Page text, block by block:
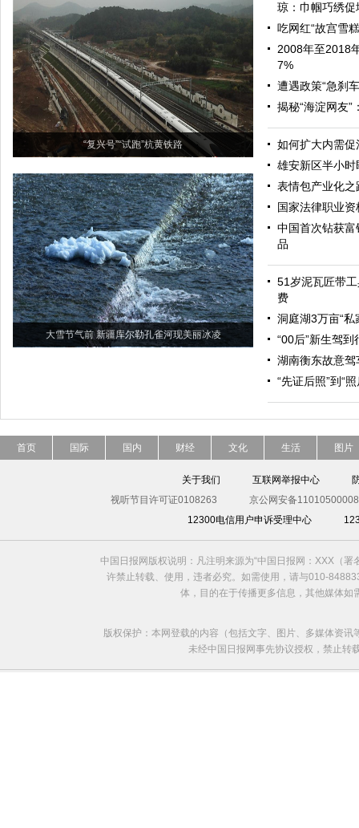
“复兴号”“试跑”杭黄铁路
大雪节气前 新疆库尔勒孔雀河现美丽冰凌
琼：巾帼巧绣促
吃网红“故宫雪
2008年至2018
7%
遭遇政策“急刹
揭秘“海淀网友
如何扩大内需促
雄安新区半小
表情包产业化
国家法律职业
中国首次钻获
品
51岁泥瓦匠带
费
洞庭湖3万亩“私
“00后”新生驾到
湖南衡东故意
“先证后照”到“
首页 国际 国内 财经 文化 生活 图片
关于我们 互联网举报中心
视听节目许可证0108263
京公网安备
12300电信用户申诉受理中心
中国日报网版权说明：凡注明来源为“中国日报网：XXX（
许禁止转载、使用，违者必究。如需使用，请与010-
体，目的在于传播更多信息，其他媒体
版权保护：本网登载的内容（包括文字、图片、多媒体资
未经中国日报网事先协议授权，禁止转